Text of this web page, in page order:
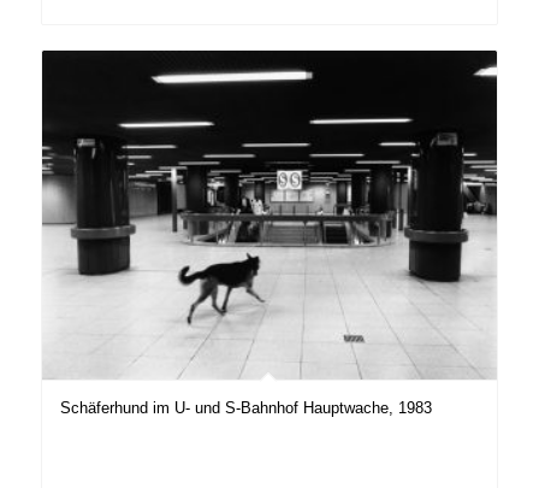
Schäferhund im U- und S-Bahnhof Hauptwache, 1983